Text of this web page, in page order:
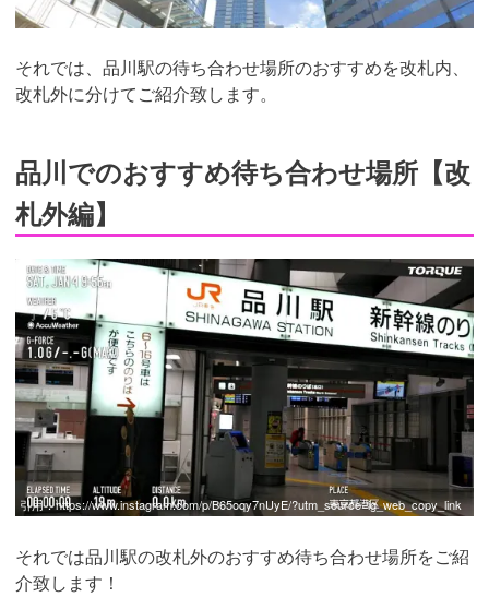
それでは、品川駅の待ち合わせ場所のおすすめを改札内、
改札外に分けてご紹介致します。
品川でのおすすめ待ち合わせ場所【改
札外編】
引用：https://www.instagram.com/p/B65oqy7nUyE/?utm_source=ig_web_copy_link
それでは品川駅の改札外のおすすめ待ち合わせ場所をご紹
介致します！